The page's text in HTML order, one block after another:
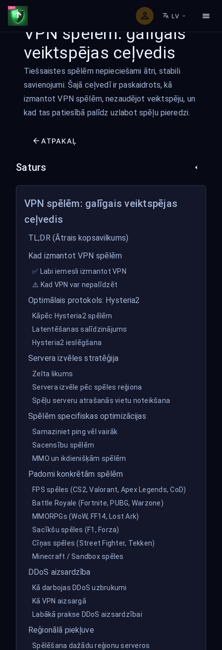
LV
VPN spēlēm: galīgais
veiktspējas ceļvedis
Tiešsaistes spēlēm nepieciešami ātri, stabili
savienojumi. Šajā ceļvedī ir paskaidrots, kā
izmantot VPN spēlēm, nezaudējot veiktspēju, un
kad tas patiesībā palīdz uzlabot spēļu pieredzi.
ATPAKAĻ
Saturs
VPN spēlēm: galīgais veiktspējas
ceļvedis
TL;DR (Ātrais kopsavilkums)
Kad izmantot VPN spēlēm
✅ Labi iemesli izmantot VPN
⚠️ Kad VPN var nepalīdzēt
Optimālais protokols: Hysteria2
Kāpēc Hysteria2 spēlēm
Latentēšanas salīdzinājums
Hysteria2 ieslēgšana
Servera izvēles stratēģija
Zelta likums
Servera izvēle pēc spēles reģiona
Spēļu serveru atrašanās vietu noteikšana
Spēlēm specifiskas optimizācijas
Samaziniet ping vēl vairāk
Sacensību spēlēm
MMO un ikdienišķām spēlēm
Padomi konkrētām spēlēm
FPS spēles (CS2, Valorant, Apex Legends, CoD)
Battle Royale (Fortnite, PUBG, Warzone)
MMORPGs (WoW, FF14, Lost Ark)
Sacīkšu spēles (F1, Forza)
Cīņas spēles (Street Fighter, Tekken)
Minecraft / Sandbox spēles
DDoS aizsardzība
Kā darbojas DDoS uzbrukumi
Kā VPN aizsargā
Labākā prakse DDoS aizsardzībai
Reģionālā piekļuve
Spēlēšana dažādu reģionu serveros